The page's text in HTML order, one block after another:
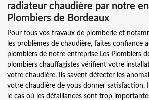
radiateur chaudière par notre
Plombiers de Bordeaux
Pour tous vos travaux de plomberie et
les problèmes de chaudière, faites confiance
plombiers de notre entreprise Les Plombiers
plombiers chauffagistes vérifient votre
votre chaudière. Ils savent détecter les
votre chaudière de vous donner satisfaction.
le cas où les défaillances sont trop